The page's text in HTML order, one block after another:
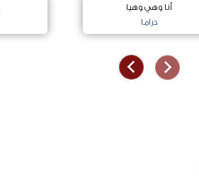
أنا وهي وهيا
دراما